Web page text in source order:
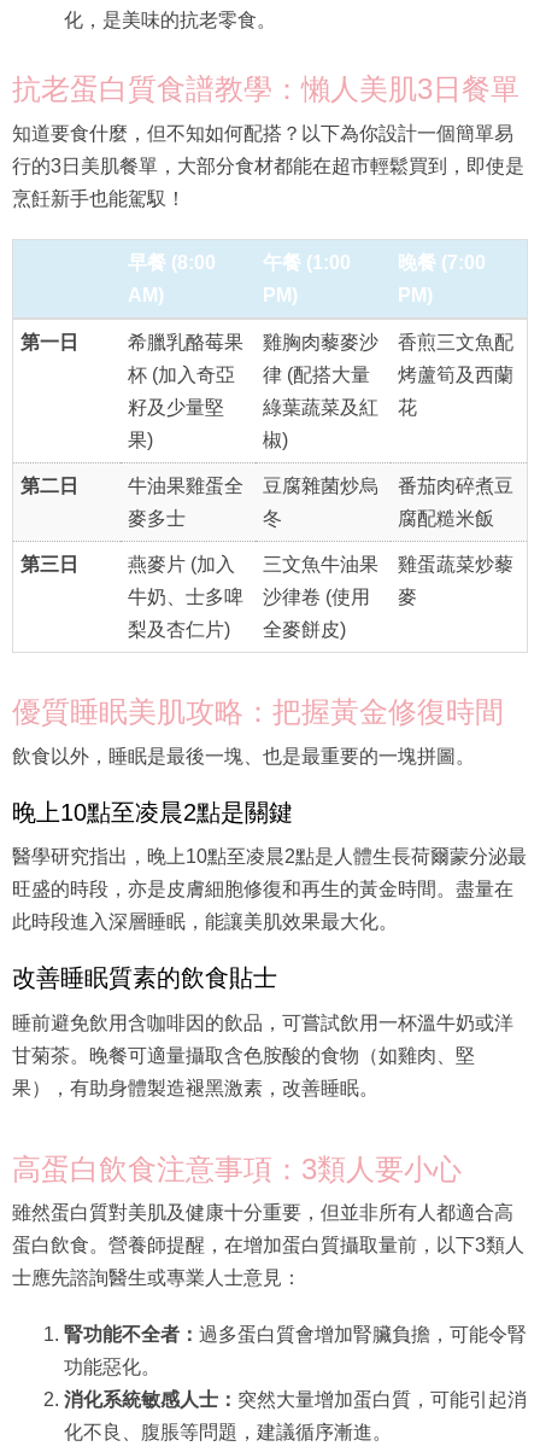
化，是美味的抗老零食。
抗老蛋白質食譜教學：懶人美肌3日餐單
知道要食什麼，但不知如何配搭？以下為你設計一個簡單易
行的3日美肌餐單，大部分食材都能在超市輕鬆買到，即使是
烹飪新手也能駕馭！
早餐 (8:00
AM)
午餐 (1:00
PM)
晚餐 (7:00
PM)
第一日
希臘乳酪莓果
杯 (加入奇亞
籽及少量堅
果)
雞胸肉藜麥沙
律 (配搭大量
綠葉蔬菜及紅
椒)
香煎三文魚配
烤蘆筍及西蘭
花
第二日
牛油果雞蛋全
麥多士
豆腐雜菌炒烏
冬
番茄肉碎煮豆
腐配糙米飯
第三日
燕麥片 (加入
牛奶、士多啤
梨及杏仁片)
三文魚牛油果
沙律卷 (使用
全麥餅皮)
雞蛋蔬菜炒藜
麥
優質睡眠美肌攻略：把握黃金修復時間
飲食以外，睡眠是最後一塊、也是最重要的一塊拼圖。
晚上10點至凌晨2點是關鍵
醫學研究指出，晚上10點至凌晨2點是人體生長荷爾蒙分泌最
旺盛的時段，亦是皮膚細胞修復和再生的黃金時間。盡量在
此時段進入深層睡眠，能讓美肌效果最大化。
改善睡眠質素的飲食貼士
睡前避免飲用含咖啡因的飲品，可嘗試飲用一杯溫牛奶或洋
甘菊茶。晚餐可適量攝取含色胺酸的食物（如雞肉、堅
果），有助身體製造褪黑激素，改善睡眠。
高蛋白飲食注意事項：3類人要小心
雖然蛋白質對美肌及健康十分重要，但並非所有人都適合高
蛋白飲食。營養師提醒，在增加蛋白質攝取量前，以下3類人
士應先諮詢醫生或專業人士意見：
腎功能不全者： 過多蛋白質會增加腎臟負擔，可能令腎
功能惡化。
消化系統敏感人士： 突然大量增加蛋白質，可能引起消
化不良、腹脹等問題，建議循序漸進。